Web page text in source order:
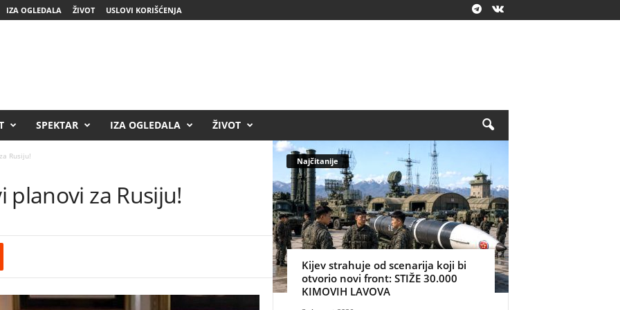
IZA OGLEDALA ŽIVOT USLOVI KORIŠĆENJA
SPEKTAR IZA OGLEDALA ŽIVOT
Rusiju!
planovi za Rusiju!
Najčitanije
Kijev strahuje od scenarija koji bi
otvorio novi front: STIŽE 30.000
KIMOVIH LAVOVA